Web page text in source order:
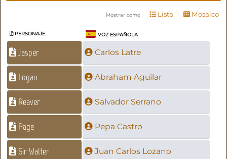
Mostrar como Lista Mosaico
PERSONAJE VOZ ESPAÑOLA
Jasper Carlos Latre
Logan Abraham Aguilar
Reaver Salvador Serrano
Page Pepa Castro
Sir Walter Juan Carlos Lozano